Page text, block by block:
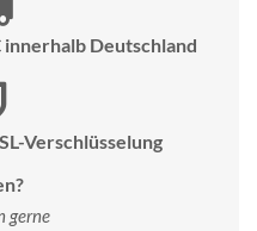
Deutschland
Verschlüsselung
gerne